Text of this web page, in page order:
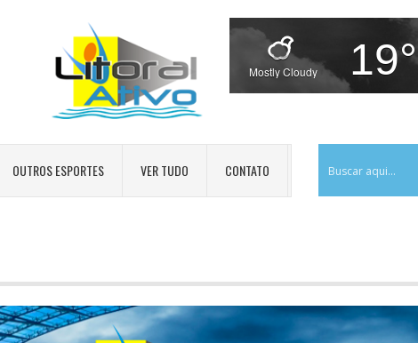
Mostly Cloudy 19°
OUTROS ESPORTES VER TUDO CONTATO